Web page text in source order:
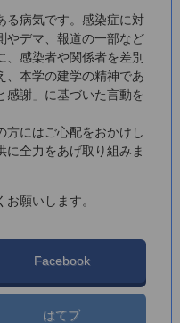
る病気です。感染症に対
やデマ、報道の一部など
、感染者や関係者を差別
、本学の建学の精神であ
感謝」に基づいた言動を
方にはご心配をおかけし
に全力をあげ取り組みま
願いします。
Facebook
はてブ